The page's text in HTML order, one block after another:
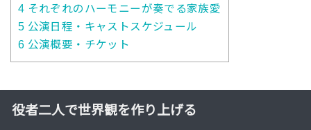
4 それぞれのハーモニーが奏でる家族愛
5 公演日程・キャストスケジュール
6 公演概要・チケット
役者二人で世界観を作り上げる